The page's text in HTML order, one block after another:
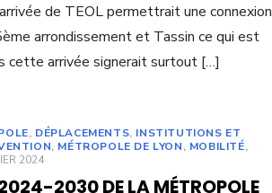
de TEOL permettrait une connexion
arrondissement et Tassin ce qui est
cette arrivée signerait surtout […]
, DÉPLACEMENTS, INSTITUTIONS ET
, MÉTROPOLE DE LYON, MOBILITÉ,
2024
2030 DE LA MÉTROPOLE